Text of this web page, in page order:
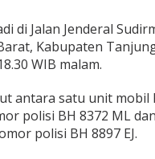
di Jalan Jenderal
Kabupaten
WIB malam.
antara satu unit mobil
polisi BH 8372 ML
polisi BH 8897 EJ.